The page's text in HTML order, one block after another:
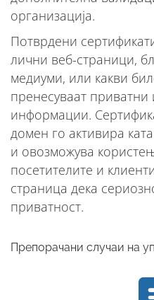
организација.
Потврдени
лични веб-страници,
медиуми, или какви
пренесуваат
информации.
домен го активира
и овозможува
посетителите и
страница дека
приватност.
Препорачани случаи на